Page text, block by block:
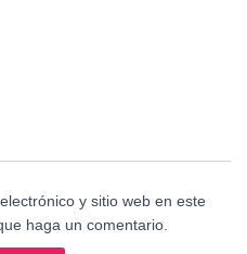
y sitio web en este
haga un comentario.